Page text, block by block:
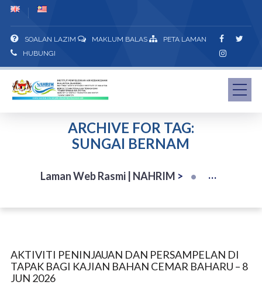
SOALAN LAZIM MAKLUM BALAS
PETA LAMAN
HUBUNGI
ARCHIVE FOR TAG:
SUNGAI BERNAM
Laman Web Rasmi | NAHRIM >
AKTIVITI PENINJAUAN DAN PERSAMPELAN DI
TAPAK BAGI KAJIAN BAHAN CEMAR BAHARU – 8
JUN 2026